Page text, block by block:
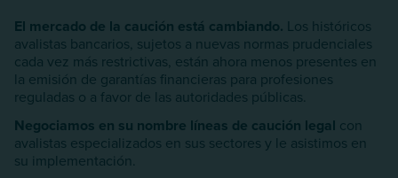
El mercado de la caución está cambiando. Los históricos
avalistas bancarios, sujetos a nuevas normas prudenciales
cada vez más restrictivas, están ahora menos presentes en
la emisión de garantías financieras para profesiones
reguladas o a favor de las autoridades públicas.
Negociamos en su nombre líneas de caución legal con
avalistas especializados en sus sectores y le asistimos en
su implementación.